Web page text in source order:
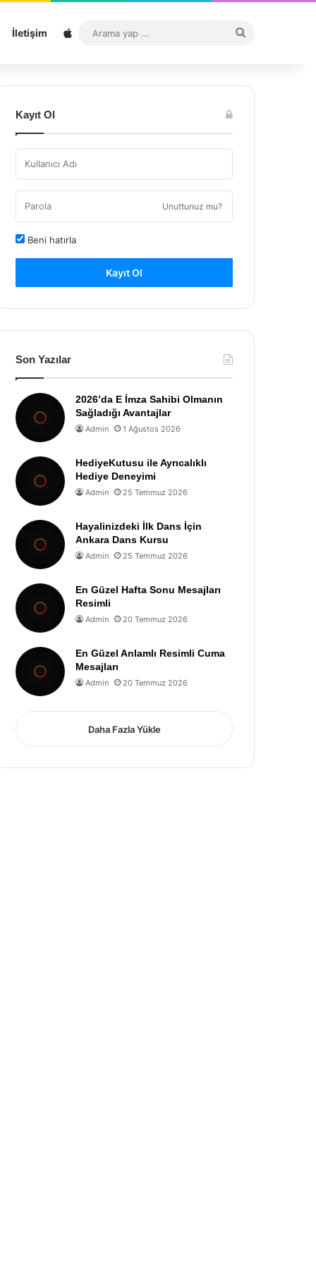
İletişim Sitemap
...
Kayıt Ol
Unuttunuz mu?
Beni hatırla
Kayıt Ol
Son Yazılar
2026’da E İmza Sahibi Olmanın
Sağladığı Avantajlar
Admin 1 Ağustos 2026
HediyeKutusu ile Ayrıcalıklı
Hediye Deneyimi
Admin 25 Temmuz 2026
Hayalinizdeki İlk Dans İçin
Ankara Dans Kursu
Admin 25 Temmuz 2026
En Güzel Hafta Sonu Mesajları
Resimli
Admin 20 Temmuz 2026
En Güzel Anlamlı Resimli Cuma
Mesajları
Admin 20 Temmuz 2026
Daha Fazla Yükle